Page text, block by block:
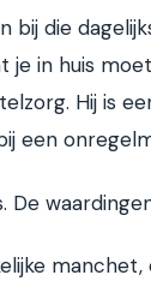
bij die
in huis
Hij is
een
manchet,